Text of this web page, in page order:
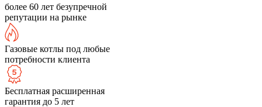
более 60 лет безупречной
репутации на рынке
Газовые котлы под любые
потребности клиента
Бесплатная расширенная
гарантия до 5 лет